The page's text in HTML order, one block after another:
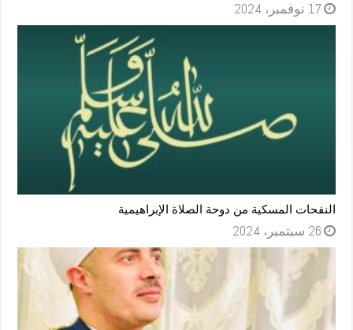
17 نوفمبر، 2024
النفحات المسكية من دوحة الصلاة الإبراهيمية
26 سبتمبر، 2024